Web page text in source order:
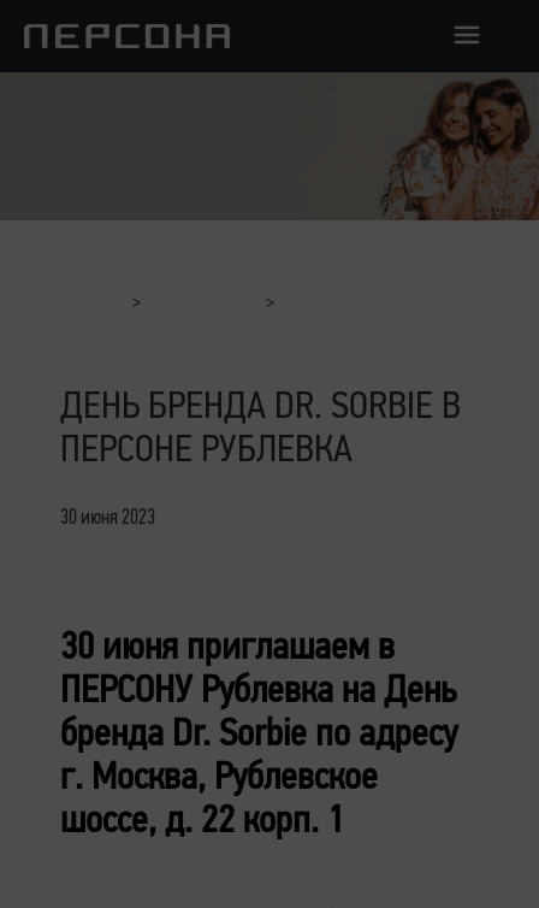
ДЕНЬ БРЕНДА DR. SORBIE В
ПЕРСОНЕ РУБЛЕВКА
30 июня 2023
30 июня приглашаем в
ПЕРСОНУ Рублевка на День
бренда Dr. Sorbie по адресу
г. Москва, Рублевское
шоссе, д. 22 корп. 1